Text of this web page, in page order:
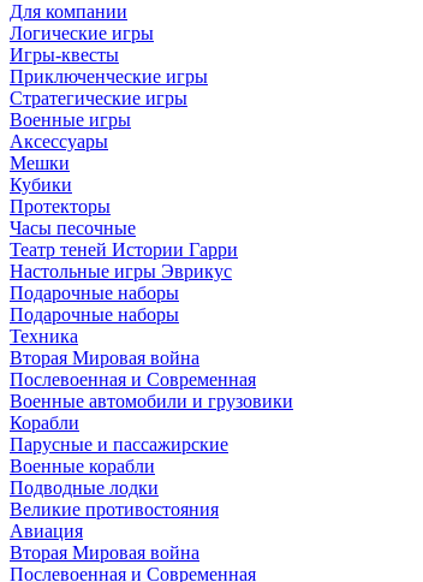
Для компании
Логические игры
Игры-квесты
Приключенческие игры
Стратегические игры
Военные игры
Аксессуары
Мешки
Кубики
Протекторы
Часы песочные
Театр теней Истории Гарри
Настольные игры Эврикус
Подарочные наборы
Подарочные наборы
Техника
Вторая Мировая война
Послевоенная и Современная
Военные автомобили и грузовики
Корабли
Парусные и пассажирские
Военные корабли
Подводные лодки
Великие противостояния
Авиация
Вторая Мировая война
Послевоенная и Современная